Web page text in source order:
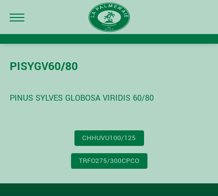
PISYGV60/80
PINUS SYLVES GLOBOSA VIRIDIS 60/80
CHHUVU100/125
TRFO275/300CPCO